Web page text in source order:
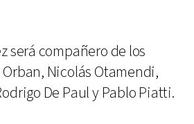
será compañero de los
Nicolás Otamendi,
De Paul y Pablo Piatti.